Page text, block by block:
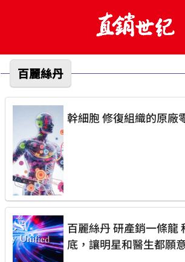
百麗絲丹
幹細胞 修復組織的原
百麗絲丹 研產銷一條龍 科學和醫學為基
底，讓明星和醫生都願